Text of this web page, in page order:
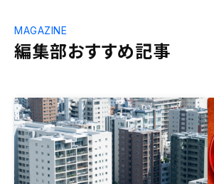
編集部おすすめ記事
MAGAZINE